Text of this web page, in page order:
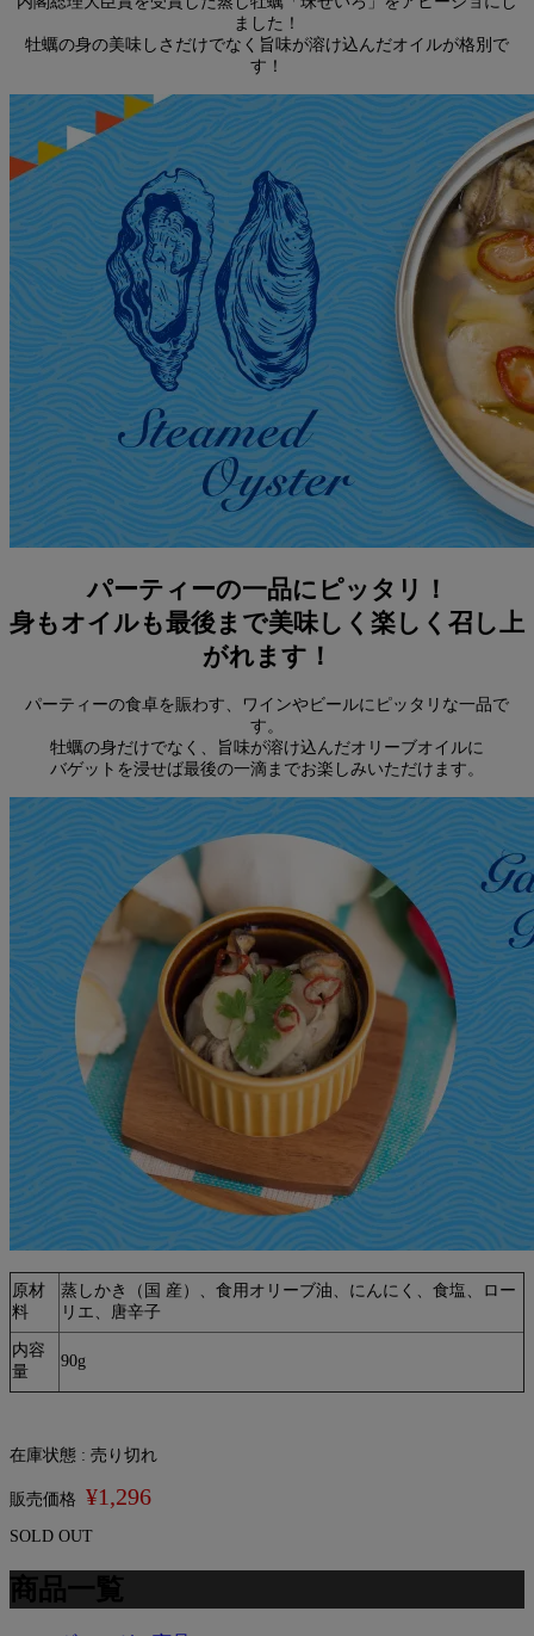
ました！
牡蠣の身の美味しさだけでなく旨味が溶け込んだオイルが格別で
す！
パーティーの一品にピッタリ！
身もオイルも最後まで美味しく楽しく召し上
がれます！
パーティーの食卓を賑わす、ワインやビールにピッタリな一品で
す。
牡蠣の身だけでなく、旨味が溶け込んだオリーブオイルに
バゲットを浸せば最後の一滴までお楽しみいただけます。
原材
料
蒸しかき（国 産）、食用オリーブ油、にんにく、食塩、ロー
リエ、唐辛子
内容
量
90g
在庫状態 : 売り切れ
販売価格 ¥1,296
SOLD OUT
商品一覧